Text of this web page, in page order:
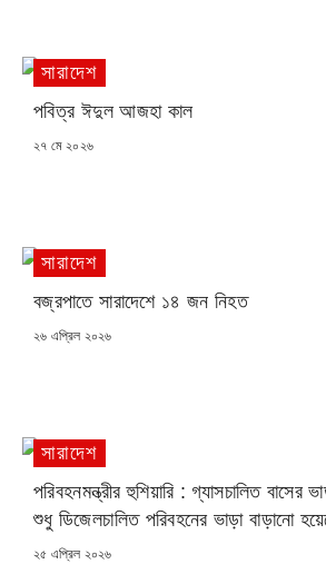
সারাদেশ
পবিত্র ঈদুল আজহা কাল
POSTED
২৭ মে ২০২৬
সারাদেশ
বজ্রপাতে সারাদেশে ১৪ জন নিহত
POSTED
২৬ এপ্রিল ২০২৬
সারাদেশ
পরিবহনমন্ত্রীর হুশিয়ারি : গ্যাসচালিত বাসের
শুধু ডিজেলচালিত পরিবহনের ভাড়া বাড়ানো
POSTED
২৫ এপ্রিল ২০২৬